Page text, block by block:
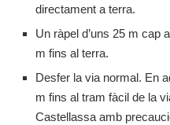
directament a terra.
Un ràpel d’uns 25 m cap
m fins al terra.
Desfer la via normal. En
m fins al tram fàcil de la
Castellassa amb